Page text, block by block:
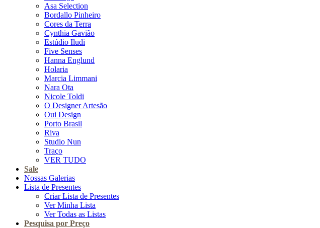
Asa Selection
Bordallo Pinheiro
Cores da Terra
Cynthia Gavião
Estúdio Iludi
Five Senses
Hanna Englund
Holaria
Marcia Limmani
Nara Ota
Nicole Toldi
O Designer Artesão
Oui Design
Porto Brasil
Riva
Studio Nun
Traço
VER TUDO
Sale
Nossas Galerias
Lista de Presentes
Criar Lista de Presentes
Ver Minha Lista
Ver Todas as Listas
Pesquisa por Preço